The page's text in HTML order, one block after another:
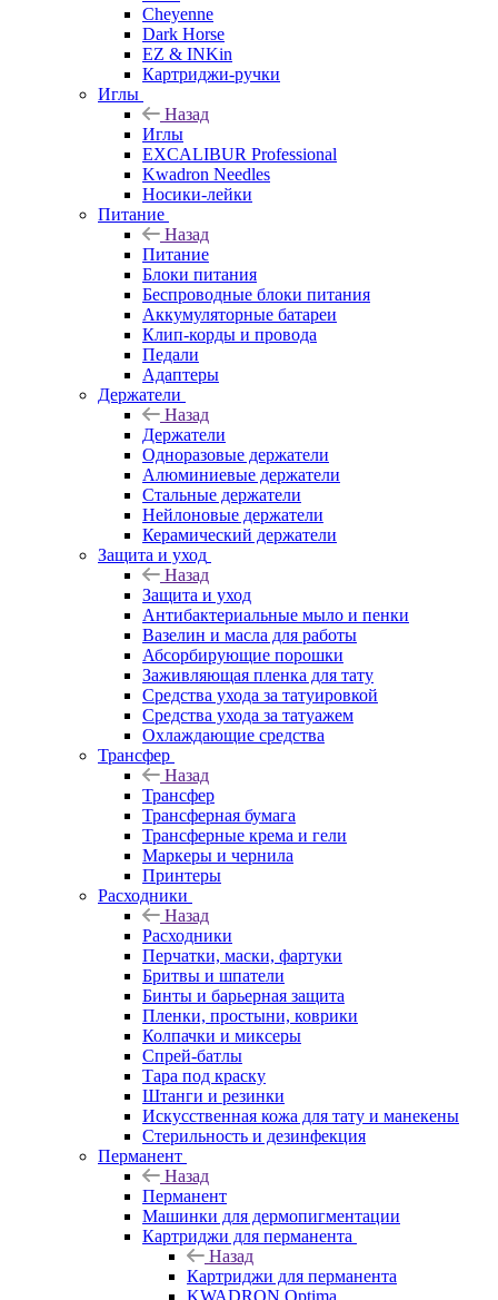
Cheyenne
Dark Horse
EZ & INKin
Картриджи-ручки
Иглы
Назад
Иглы
EXCALIBUR Professional
Kwadron Needles
Носики-лейки
Питание
Назад
Питание
Блоки питания
Беспроводные блоки питания
Аккумуляторные батареи
Клип-корды и провода
Педали
Адаптеры
Держатели
Назад
Держатели
Одноразовые держатели
Алюминиевые держатели
Стальные держатели
Нейлоновые держатели
Керамический держатели
Защита и уход
Назад
Защита и уход
Антибактериальные мыло и пенки
Вазелин и масла для работы
Абсорбирующие порошки
Заживляющая пленка для тату
Средства ухода за татуировкой
Средства ухода за татуажем
Охлаждающие средства
Трансфер
Назад
Трансфер
Трансферная бумага
Трансферные крема и гели
Маркеры и чернила
Принтеры
Расходники
Назад
Расходники
Перчатки, маски, фартуки
Бритвы и шпатели
Бинты и барьерная защита
Пленки, простыни, коврики
Колпачки и миксеры
Спрей-батлы
Тара под краску
Штанги и резинки
Искусственная кожа для тату и манекены
Стерильность и дезинфекция
Перманент
Назад
Перманент
Машинки для дермопигментации
Картриджи для перманента
Назад
Картриджи для перманента
KWADRON Optima